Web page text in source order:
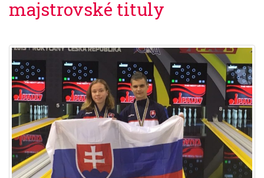
majstrovské tituly